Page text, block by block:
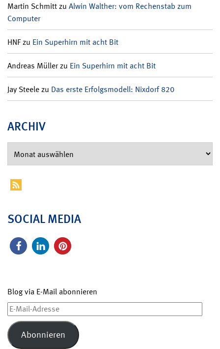
Martin Schmittzu Alwin Walther: vom Rechenstab zum
Computer
HNFzu Ein Superhirn mit acht Bit
Andreas Müllerzu Ein Superhirn mit acht Bit
Jay Steelezu Das erste Erfolgsmodell: Nixdorf 820
ARCHIV
SOCIAL MEDIA
Blog via E-Mail abonnieren
E-
Mail-
Adresse
Abonnieren